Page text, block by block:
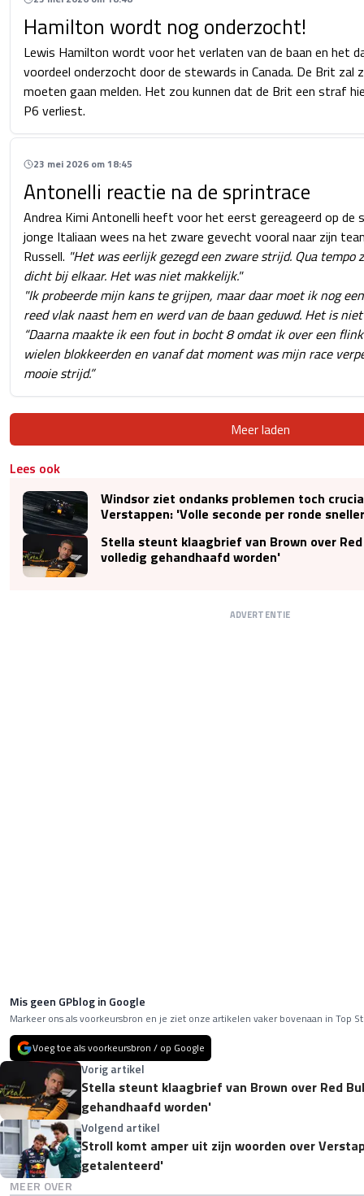
Hamilton wordt nog onderzocht!
Lewis Hamilton wordt voor het verlaten van de baan en het
voordeel onderzocht door de stewards in Canada. De Brit zal
moeten gaan melden. Het zou kunnen dat de Brit een straf
P6 verliest.
23 mei 2026 om 18:45
Antonelli reactie na de sprintrace
Andrea Kimi Antonelli heeft voor het eerst gereageerd op de
jonge Italiaan wees na het zware gevecht vooral naar zijn
Russell. "Het was eerlijk gezegd een zware strijd. Qua tempo
dicht bij elkaar. Het was niet makkelijk."
"Ik probeerde mijn kans te grijpen, maar daar moet ik nog
reed vlak naast hem en werd van de baan geduwd. Het is
“Daarna maakte ik een fout in bocht 8 omdat ik over een
wielen blokkeerden en vanaf dat moment was mijn race
mooie strijd.”
Meer laden
Lees ook
Windsor ziet ondanks problemen toch
Verstappen: 'Volle seconde per ronde
Stella steunt klaagbrief van Brown over
volledig gehandhaafd worden'
ADVERTENTIE
Mis geen GPblog in Google
Markeer ons als voorkeursbron en je ziet onze artikelen vaker bovenaan in Top
Voeg toe als voorkeursbron / op Google
Vorig artikel
Stella steunt klaagbrief van Brown over Red
gehandhaafd worden'
Volgend artikel
Stroll komt amper uit zijn woorden over
getalenteerd'
MEER OVER